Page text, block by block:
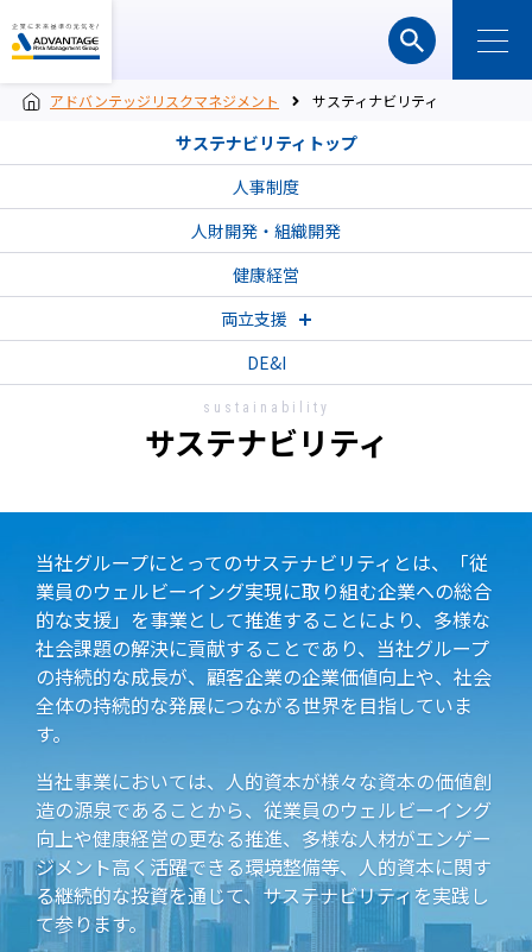
アドバンテッジリスクマネジメント サスティナビリティ
サステナビリティトップ
人事制度
人財開発・組織開発
健康経営
両立支援
DE&I
sustainability
サステナビリティ
当社グループにとってのサステナビリティとは、「従
業員のウェルビーイング実現に取り組む企業への総合
的な支援」を事業として推進することにより、多様な
社会課題の解決に貢献することであり、当社グループ
の持続的な成長が、顧客企業の企業価値向上や、社会
全体の持続的な発展につながる世界を目指していま
す。
当社事業においては、人的資本が様々な資本の価値創
造の源泉であることから、従業員のウェルビーイング
向上や健康経営の更なる推進、多様な人材がエンゲー
ジメント高く活躍できる環境整備等、人的資本に関す
る継続的な投資を通じて、サステナビリティを実践し
て参ります。